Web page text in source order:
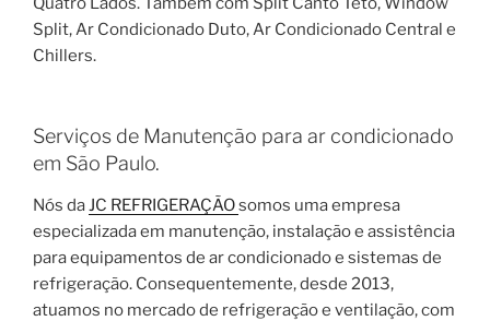
Split, Ar Condicionado Duto, Ar Condicionado Central e
Chillers.
Serviços de Manutenção para ar condicionado
em São Paulo.
Nós daJC REFRIGERAÇÃOsomos uma empresa
especializada em manutenção, instalação e assistência
para equipamentos de ar condicionado e sistemas de
refrigeração. Consequentemente, desde 2013,
atuamos no mercado de refrigeração e ventilação, com